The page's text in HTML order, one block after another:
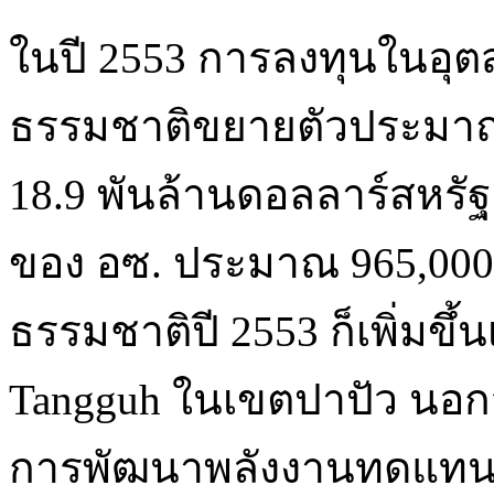
ในปี 2553 การลงทุนในอุ
ธรรมชาติขยายตัวประม
18.9 พันล้านดอลลาร์สหรั
ของ อซ. ประมาณ
ธรรมชาติปี 2553 ก็เพิ่มขึ้
Tangguh ในเขตปาปัว น
การพัฒนาพลังงานทดแท